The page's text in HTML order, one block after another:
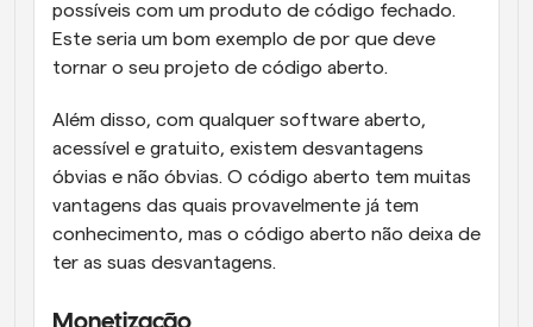
possíveis com um produto de código fechado.
Este seria um bom exemplo de por que deve
tornar o seu projeto de código aberto.
Além disso, com qualquer software aberto,
acessível e gratuito, existem desvantagens
óbvias e não óbvias. O código aberto tem muitas
vantagens das quais provavelmente já tem
conhecimento, mas o código aberto não deixa de
ter as suas desvantagens.